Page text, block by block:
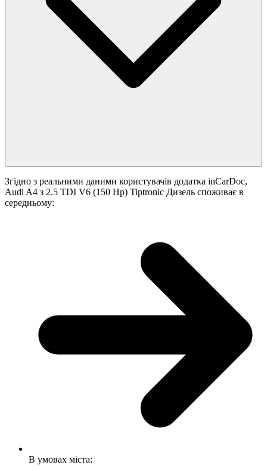
Згідно з реальними даними користувачів додатка inCarDoc,
Audi A4 з 2.5 TDI V6 (150 Hp) Tiptronic Дизель споживає в
середньому:
В умовах міста: